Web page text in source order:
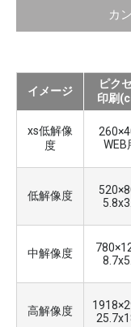
カ
イメージ
ピク
印刷
xs低解像
度
WEB
低解像度
中解像度
高解像度